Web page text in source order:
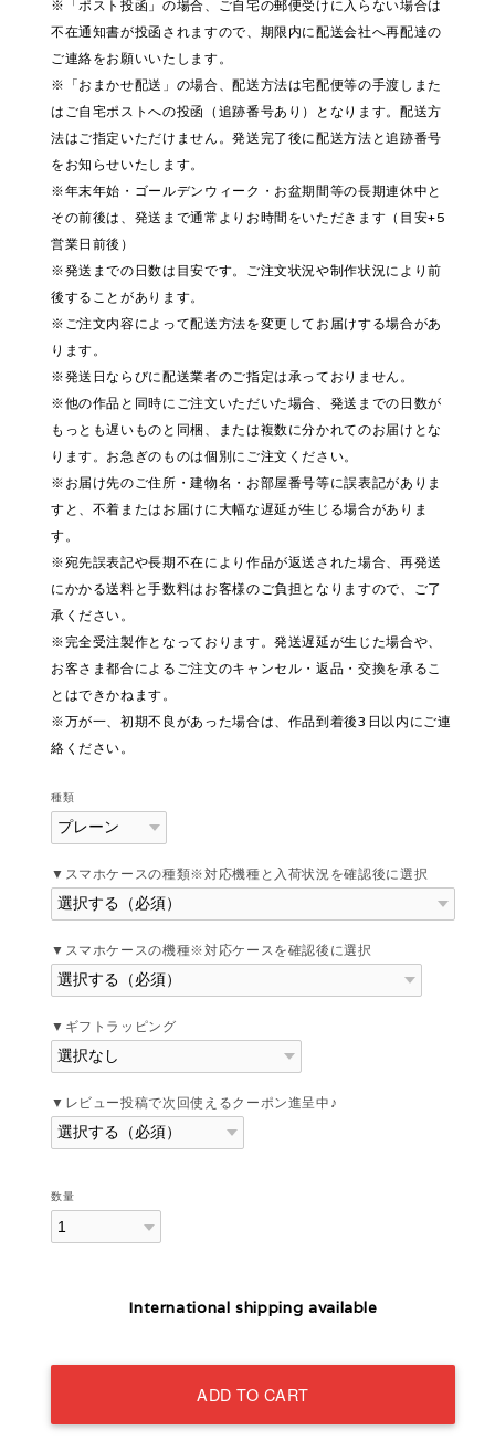
※「ポスト投函」の場合、ご自宅の郵便受けに入らない場合は
不在通知書が投函されますので、期限内に配送会社へ再配達の
ご連絡をお願いいたします。
※「おまかせ配送」の場合、配送方法は宅配便等の手渡しまた
はご自宅ポストへの投函（追跡番号あり）となります。配送方
法はご指定いただけません。発送完了後に配送方法と追跡番号
をお知らせいたします。
※年末年始・ゴールデンウィーク・お盆期間等の長期連休中と
その前後は、発送まで通常よりお時間をいただきます（目安+5
営業日前後）
※発送までの日数は目安です。ご注文状況や制作状況により前
後することがあります。
※ご注文内容によって配送方法を変更してお届けする場合があ
ります。
※発送日ならびに配送業者のご指定は承っておりません。
※他の作品と同時にご注文いただいた場合、発送までの日数が
もっとも遅いものと同梱、または複数に分かれてのお届けとな
ります。お急ぎのものは個別にご注文ください。
※お届け先のご住所・建物名・お部屋番号等に誤表記がありま
すと、不着またはお届けに大幅な遅延が生じる場合がありま
す。
※宛先誤表記や長期不在により作品が返送された場合、再発送
にかかる送料と手数料はお客様のご負担となりますので、ご了
承ください。
※完全受注製作となっております。発送遅延が生じた場合や、
お客さま都合によるご注文のキャンセル・返品・交換を承るこ
とはできかねます。
※万が一、初期不良があった場合は、作品到着後3日以内にご連
絡ください。
種類
▼スマホケースの種類※対応機種と入荷状況を確認後に選択
▼スマホケースの機種※対応ケースを確認後に選択
▼ギフトラッピング
▼レビュー投稿で次回使えるクーポン進呈中♪
数量
International shipping available
ADD TO CART